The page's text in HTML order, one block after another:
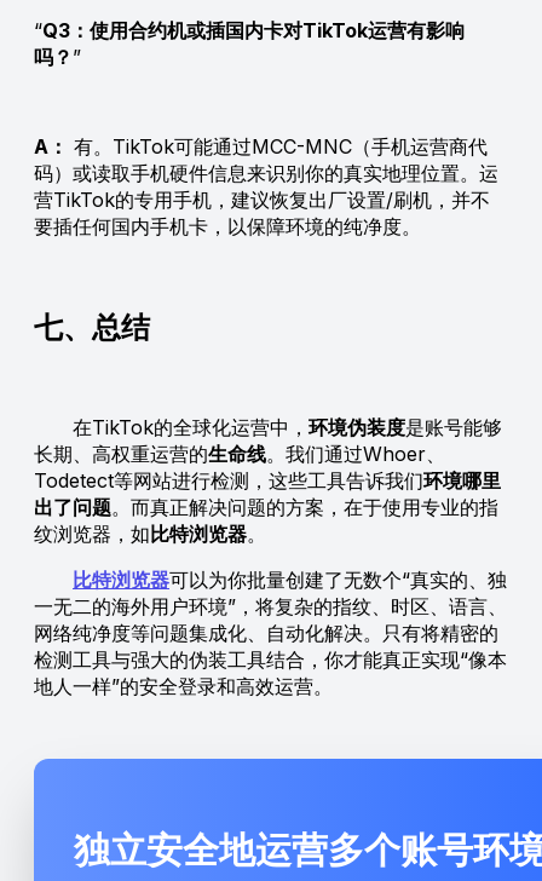
Q3：使用合约机或插国内卡对TikTok运营有影响
吗？
A： 有。TikTok可能通过MCC-MNC（手机运营商代
码）或读取手机硬件信息来识别你的真实地理位置。运
营TikTok的专用手机，建议恢复出厂设置/刷机，并不
要插任何国内手机卡，以保障环境的纯净度。
七、总结
在TikTok的全球化运营中， 环境伪装度是账号能够
长期、高权重运营的生命线。我们通过Whoer、
Todetect等网站进行检测，这些工具告诉我们环境哪里
出了问题。而真正解决问题的方案，在于使用专业的指
纹浏览器，如比特浏览器。
比特浏览器可以为你批量创建了无数个“真实的、独
一无二的海外用户环境”，将复杂的指纹、时区、语言、
网络纯净度等问题集成化、自动化解决。只有将精密的
检测工具与强大的伪装工具结合，你才能真正实现“像本
地人一样”的安全登录和高效运营。
独立安全地运营多个账号环